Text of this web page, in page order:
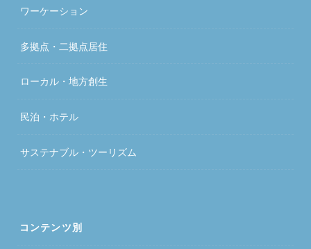
ワーケーション
多拠点・二拠点居住
ローカル・地方創生
民泊・ホテル
サステナブル・ツーリズム
コンテンツ別